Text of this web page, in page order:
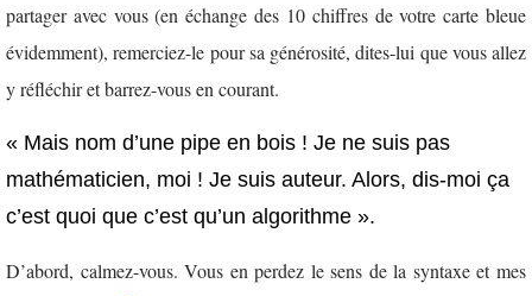
partager avec vous (en échange des 10 chiffres de votre carte bleue
évidemment), remerciez-le pour sa générosité, dites-lui que vous allez
y réfléchir et barrez-vous en courant.
« Mais nom d’une pipe en bois ! Je ne suis pas
mathématicien, moi ! Je suis auteur. Alors, dis-moi ça
c’est quoi que c’est qu’un algorithme ».
D’abord, calmez-vous. Vous en perdez le sens de la syntaxe et mes